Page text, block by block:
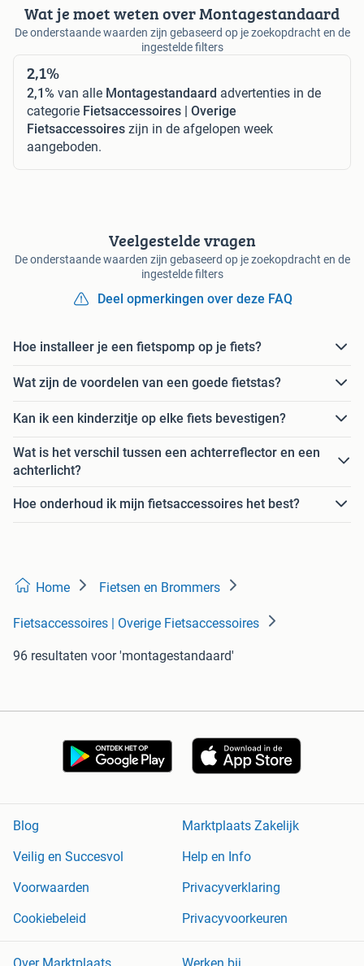
Wat je moet weten over Montagestandaard
De onderstaande waarden zijn gebaseerd op je zoekopdracht en de
ingestelde filters
2,1%
2,1% van alle Montagestandaard advertenties in de
categorie Fietsaccessoires | Overige
Fietsaccessoires zijn in de afgelopen week
aangeboden.
Veelgestelde vragen
De onderstaande waarden zijn gebaseerd op je zoekopdracht en de
ingestelde filters
Deel opmerkingen over deze FAQ
Hoe installeer je een fietspomp op je fiets?
Wat zijn de voordelen van een goede fietstas?
Kan ik een kinderzitje op elke fiets bevestigen?
Wat is het verschil tussen een achterreflector en een
achterlicht?
Hoe onderhoud ik mijn fietsaccessoires het best?
Home Fietsen en Brommers
Fietsaccessoires | Overige Fietsaccessoires
96 resultaten voor 'montagestandaard'
Blog
Marktplaats Zakelijk
Veilig en Succesvol
Help en Info
Voorwaarden
Privacyverklaring
Cookiebeleid
Privacyvoorkeuren